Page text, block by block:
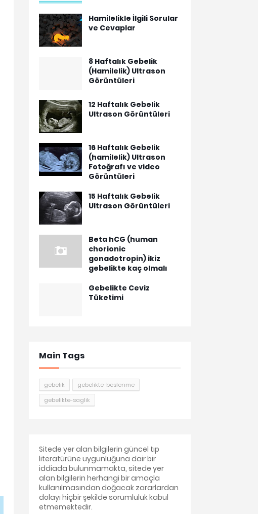
Hamilelikle İlgili Sorular
ve Cevaplar
8 Haftalık Gebelik
(Hamilelik) Ultrason
Görüntüleri
12 Haftalık Gebelik
Ultrason Görüntüleri
16 Haftalık Gebelik
(hamilelik) Ultrason
Fotoğrafı ve video
Görüntüleri
15 Haftalık Gebelik
Ultrason Görüntüleri
Beta hCG (human
chorionic
gonadotropin) ikiz
gebelikte kaç olmalı
Gebelikte Ceviz
Tüketimi
Main Tags
gebelik
gebelikte-beslenme
gebelikte-saglik
Sitede yer alan bilgilerin güncel tıp
literatürüne uygunluğuna dair bir
iddiada bulunmamakta, sitede yer
alan bilgilerin herhangi bir amaçla
kullanılmasından doğacak zararlardan
dolayı hiçbir şekilde sorumluluk kabul
etmemektedir.